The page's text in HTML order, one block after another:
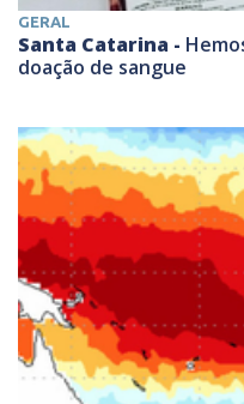
GERAL
Santa Catarina -
doação de sangue